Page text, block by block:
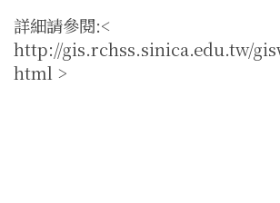
詳細請參閱:<
http://gis.rchss.sinica.edu.tw/
html >